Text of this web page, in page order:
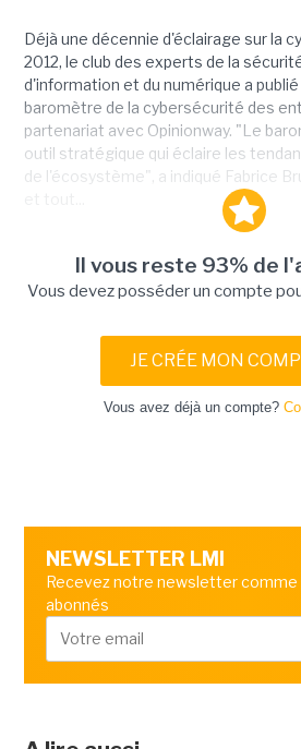
Déjà une décennie d'éclairage sur la
2012, le club des experts de la
d'information et du numérique a
baromètre de la cybersécurité des
partenariat avec Opinionway. "Le
outil stratégique qui éclaire les
de l'écosystème", a indiqué Fabrice
Il vous reste 93% de
Vous devez posséder un compte
JE CRÉE MON
Vous avez déjà un compte?
NEWSLETTER LMI
Recevez notre newsletter
abonnés